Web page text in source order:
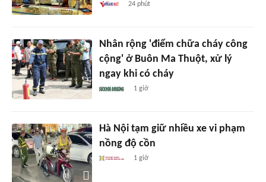
24 phút
Nhân rộng 'điểm chữa cháy công
cộng' ở Buôn Ma Thuột, xử lý
ngay khi có cháy
1 giờ
Hà Nội tạm giữ nhiều xe vi phạm
nồng độ cồn
1 giờ